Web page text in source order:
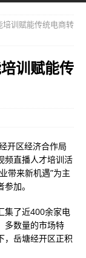
训赋能传统电商转
训赋能传
开区经济合作局
频直播人才培训活
带来新机遇”为主
加。
集了近400余家电
多数量的市场特
，岳塘经开区正积